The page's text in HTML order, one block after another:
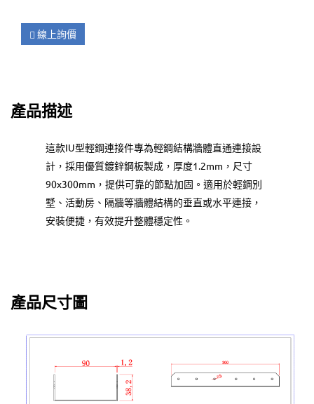
線上詢價
產品描述
這款IU型輕鋼連接件專為輕鋼結構牆體直通連接設
計，採用優質鍍鋅鋼板製成，厚度1.2mm，尺寸
90x300mm，提供可靠的節點加固。適用於輕鋼別
墅、活動房、隔牆等牆體結構的垂直或水平連接，
安裝便捷，有效提升整體穩定性。
產品尺寸圖